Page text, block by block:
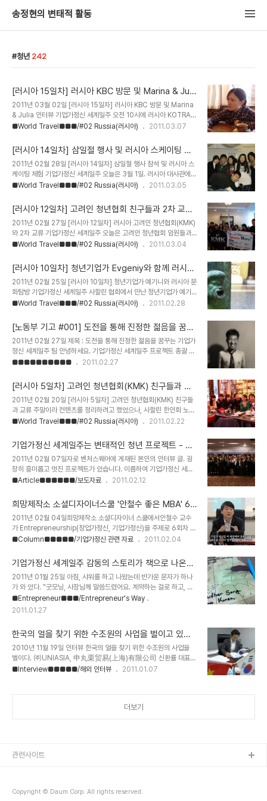
송정현의 변태적 활동
청년 242
[러시아 15일차] 러시아 KBC 방문 및 Marina & Juli
a 인터뷰 - 기업가정신 세계일주
2011년 03월 02일 [러시아 15일차] 러시아 KBC 방문 및 Marina
& Julia 인터뷰 기업가정신 세계일주 오전 10시에 러시아 KOTRA
서기원 팀장님과 미팅 약속을 위해, 우리는 다시 월드 트레이드 센터에
는 곳이기에 손 쉽게 도착할 수 있었다. 12층 안내판. KOTRA 도착.
저 멀리 로고가 보인다. 프론트에 있는 아가씨에게 서기원 팀장님을 만
나뵈러 왔다고 전하고, 명함을 한 장 빼놓는다. 기다리는 동안 눈치보
면서 인증샷?부터. 나도 한 컷! 비만 곰도 한 컷. 서기원 팀장님은 러시
아 쪽에 10년이 넘은 베테랑이시다. 이런 저런 고급정보들과 다양한
■World Travel■■■/#02 Russia(러시아) 2011.03.07
[러시아 14일차] 삼일절 행사 및 러시아 스케이팅 체
험 - 기업가정신 세계일주
2011년 02월 28일 [러시아 14일차] 삼일절 행사 참석 및 러시아 스
케이팅 체험 기업가정신 세계일주 오늘은 3월 1일. 러시아 대사관에서
주관하는 삼일절 행사에 참석했다. 해외에서 맞는 삼일절은 사뭇 남다
마치고 차려놓은 뷔페에서 식사를 하는데, 우리는 아는 분이 몇 분 없
어서 외딴 섬에 온 기분이였다. 게다가 다들 행사가 행사인 만큼 수트
를 입고 오시거나 한복을 입고 오셨는데, 우린 평상복으로 와서 행사에
앉아있기가 부담스러워 멀찌감시 뒤에서 행사를 지켜보았다. 아래 동
영상은 러시아 대사관에서 2011년 03월 01일 실시한 삼일절 기념행
들과 잠시 이야기를 나누었..
■World Travel■■■/#02 Russia(러시아) 2011.03.05
[러시아 12일차] 고려인 청년협회 친구들과 2차 교류
- 기업가정신 세계일주
2011년 02월 27일 [러시아 12일차] 러시아 고려인 청년협회(KMK)
와 2차 교류 기업가정신 세계일주 오늘은 고려인 청년협회 임원들과
미팅을 하기로 했다. 이번에는 협회 회장님이 직접 와서 협회에 대한
아에로 뽀르뜨 갤러리에서 만나기로 했다. 커헉!! 우리는 그렇게 많은
인원이 올 줄 예상하지 못했는데, 스타벅스를 가게를 전세를 냈다. ㅋ
ㅋ 의자 나르고 테이블 붙이고..... 그렇게 두번째 만남이 시작되었다.
왼쪽부터 청년협회 회장인 블라, 이리나, 제냐, 넬리, 리틀 샤샤 블라
회장은 재치와 함께 자신감 넘치는 친구였고, 젊은 청년답게 패기가 느
일을 하는지는 모..
■World Travel■■■/#02 Russia(러시아) 2011.03.04
[러시아 10일차] 청년기업가 Evgeniy와 함께 러시아
문화 탐방 - 기업가정신 세계일주
2011년 02월 25일 [러시아 10일차] 청년기업가 예기니와 러시아 문
화탐방 기업가정신 세계일주 사할린 협회에서 만난 청년기업가 예기
니씨가 모스크바를 소개시켜주겠다고 해서 우리는 모스크바와 러시아
전화를 했더니 우리와의 약속을 깜박했단다. (ㅡㅡ;;) 나는 러시아 전
통 사우나를 해보고 싶어서 그에게 물어보았으나 그도 잘 모른다고 했
는데, 밤새서라도 알아보겠다고 했었다.(근데 안 알아본 듯?) 사우나
얘기는 없고, 미술관과 성당, 점심 겸 저녁식사를 함께 하고 난 뒤, 모
스크바 대학을 구경하러 가자고 우리에게 제안했다. 약속대로 12시에
러시안 타임(1시간 정도 ..
■World Travel■■■/#02 Russia(러시아) 2011.02.28
[노동부 기고 #001] 도전을 통해 진정한 젊음을 꿈꾸
는 기업가정신 세계일주 팀 - 기업가정신 세계일주
2011년 02월 27일 제목 : 도전을 통해 진정한 젊음을 꿈꾸는 기업가
정신 세계일주 팀 안녕하세요. 기업가정신 세계일주 프로젝트 총괄 팀
장 송정현입니다. 팀장이라고 하니 아저씨 같은 느낌이 드는데, 저는
이며, 도전을 두려워하지 않는 청년입니다. 예전에 노동부 블로그에 제
인터뷰 글이 게재(강미경 기자, 글/사진)된 것을 인연으로, 이제는 제
가 직접 글을 기고하게 되었습니다. 앞으로 세계 각 국에서 꿈을 위해
도전하는 청년들의 모습과 문화를 생생하게 전달해드리겠습니다. 우
선, 왜 이런 프로젝트를 준비했는지에 대한 간략한 설명이 필요할 것
번째 컨텐츠는 저의 셀프 인터뷰를..
■■■■■■■■■■ 2011.02.27
[러시아 5일차] 고려인 청년협회(KMK) 친구들과 교
류 - 기업가정신 세계일주
2011년 02월 20일 [러시아 5일차] 고려인 청년협회(KMK) 친구들
과 교류 주말이라 컨텐츠를 정리하려고 했었으나, 사할린 한인회 노예
영 회장님의 소개로 청년협회 친구들과 교류를 했다. 대학생도 있고,
는 조금 서먹서먹했으나 젊은 친구들이니까 금방 친해졌다. 우선 명함
교환? 이들은 명함이 없어서 주기만 했다. 내 명함을 뚫어지게 보고 있
는..... 명함 질이 참 좋다는 한마디를 들었다. 나탈리(가장 오른쪽)와
이야기하고 있는 진영이(가장 왼쪽) 커피숍에서 다양한 이야기를 하고
있다. 앞으로의 세상은 이 친구들과 우리의 어깨 위에 달려 있다. 굳이
으로 의의는 있을 것..
■World Travel■■■/#02 Russia(러시아) 2011.02.22
기업가정신 세계일주는 변태적인 청년 프로젝트 - 기
업가정신 세계일주
2011년 02월 07일자로 벤처스퀘어에 게재된 본인의 인터뷰 글. 굉
장히 흥미롭고 멋진 프로젝트가 있습니다. 이름하여 기업가정신 세계
일주(World Entrepreneurship Travel)! 전 세계에 젊은 기업가들
팀장 송정현 님이 앞으로 벤처스퀘어에 '기업가 정신 세계일주'에 대한
이야기를 전해주십니다. 청년들의 기업가 정신, 도전 정신을 고취시키
기 위한 이 프로젝트에 많은 분들의 응원 부탁드립니다. 송정현 님이
벤처스퀘어와 함께 하는 소감과 함께 이 프로젝트의 개요를 설명해 주
십니다. 벤처스퀘어 필진 참여, 배움의 과정이라 생각해.... 벤처스퀘어
나는 벤처스퀘어..
■Article■■■■■■/보도자료 2011.02.12
희망제작소 소셜디자이너스쿨 '안철수 좋은 MBA' 6
강 - 기업가정신 세계일주
2011년 02월 04일희망제작소 소셜디자이너 스쿨에서안철수 교수
가 Entrepreneurship(창업가정신, 기업가정신)을 주제로 6회차 특
강을 실시했다.Entrepreneurship에 대한 올바른 이해를 할 수 있는
일주 송정현자료 출처 http://hopetv.makehope.org/208희망
제작소 소셜디자이너스쿨안철수의 좋은 MBA6강. 내 삶의 나침반을
찾아서 : '창업동기'를 고민하라불황의 시대를 타개해 나갈 기업가정신
의 진수,청년들이여 안정된 직장이 아닌 더 큰 꿈을 향해 도전하라!성
공한 벤처경영인이자 존경받는 기업인 안철수 교수, 그가 직접 창업과
기업경영의 진수를 소개합니다.자신의 위기를 창조적으로 극복하고자
■Column■■■■■/기업가정신 관련 자료 2011.02.04
기업가정신 세계일주 감동의 스토리가 책으로 나온다
- 기업가정신 세계일주
2011년 01월 25일 아침, 샤워를 하고 나왔는데 반가운 문자가 하나
가 와 있다. "굿모닝, 사장님께 말씀드렸어요. 계약하는 걸로 하고, 조
건은 다시 한번 논의 후 연락할께요." 출판사 담당자(KnP Books 양
팀장님)로부터 온 문자다. 작년 여름, 혜리의 소개로 그녀를 처음 만났
판기획때문에 만나려고 했다. 혜리가 그녀에게 날 추천한 것이다. 나는
출판 관련 인터뷰도 인터뷰지만, 당시에도 내 책을 내고 싶은 욕심이
있었기에 이야기를 했다. 그러다가 시간이 지나고 바쁜 일상으로 인해
서로 잊고 지내다가 최근에서야 출국하기 전에 출판 준비를 해놓고 가
기 위해 본격적으로 콜을 했다. 그동안 가끔씩 연락하면서 출판관련 날
■Entrepreneur■■■/Entrepreneur's Way
2011.01.27
한국의 얼을 찾기 위한 수조원의 사업을 벌이고 있는
(주)UNIASIA, 신환률 대표이사(28세) - 기업가정신
세계일주
2010년 11월 19일 인터뷰 한국의 얼을 찾기 위한 수조원의 사업을
벌이다. ㈜UNIASIA, 申丸栗贸易(上海)有限公司 신환률 대표이
사(28세) 대표님 개인/회사소개를 간략하게 소개해 달라. ㈜
사인 申丸栗贸易（上海）有限公司를 설립하였다. 온라인 쇼핑몰
유일하게 한/중 합작 종합온라인 쇼핑몰이다. ..
■Interview■■■■■/해외 인터뷰 2011.01.07
더보기
Copyright © Daum Corp. All rights reserved.
관련사이트